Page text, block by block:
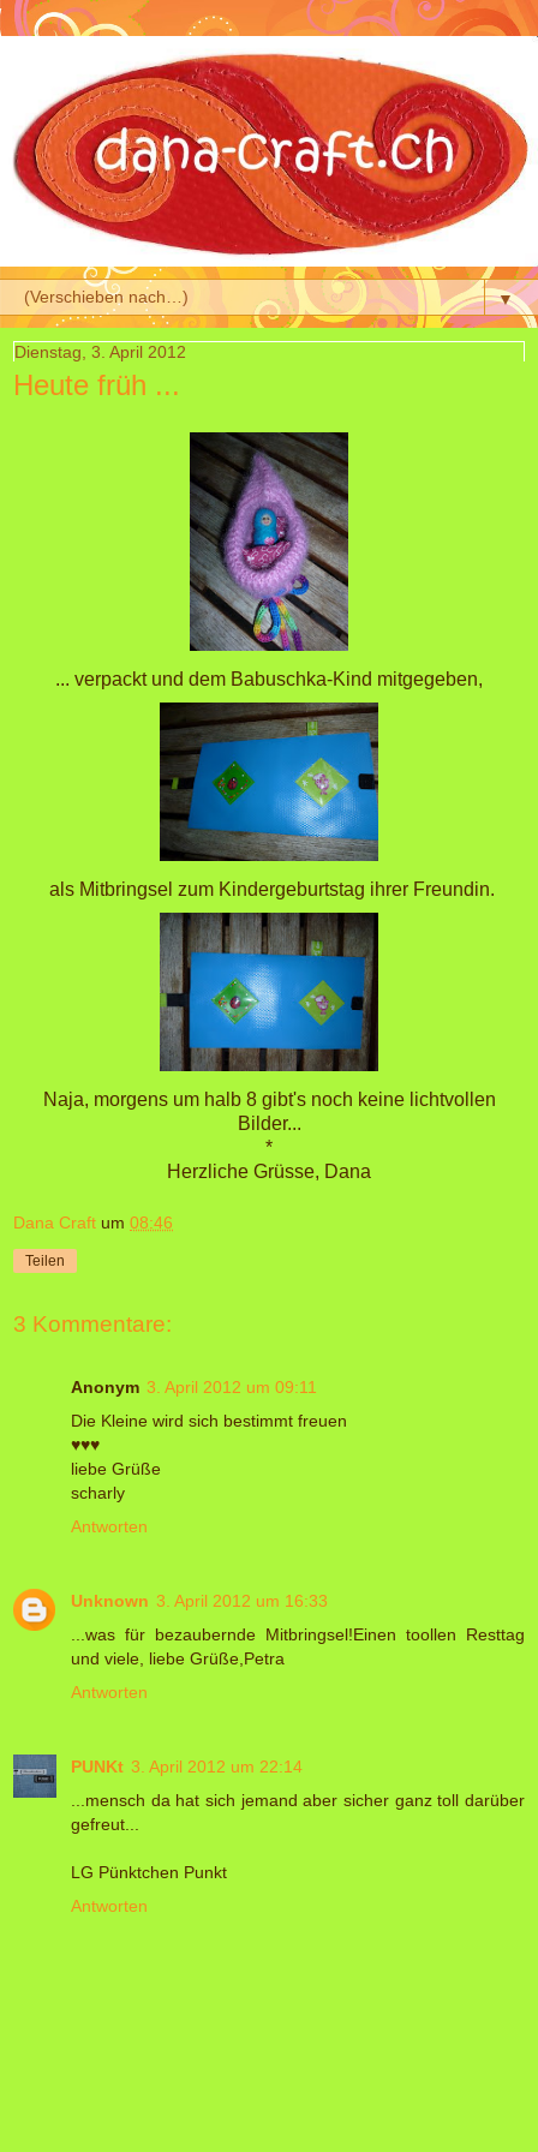
▼
Dienstag, 3. April 2012
Heute früh ...
... verpackt und dem Babuschka-Kind mitgegeben,
als Mitbringsel zum Kindergeburtstag ihrer Freundin.
Naja, morgens um halb 8 gibt's noch keine lichtvollen
Bilder...
*
Herzliche Grüsse, Dana
Dana Craft um 08:46
Teilen
3 Kommentare:
Anonym 3. April 2012 um 09:11
Die Kleine wird sich bestimmt freuen
♥♥♥
liebe Grüße
scharly
Antworten
Unknown 3. April 2012 um 16:33
...was für bezaubernde Mitbringsel!Einen toollen Resttag
und viele, liebe Grüße,Petra
Antworten
PUNKt 3. April 2012 um 22:14
...mensch da hat sich jemand aber sicher ganz toll darüber
gefreut...
LG Pünktchen Punkt
Antworten